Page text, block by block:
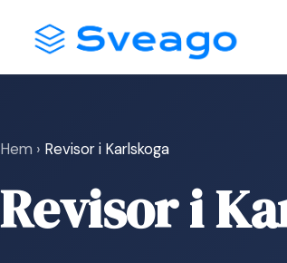
Hem › Revisor i Karlskoga
Revisor i